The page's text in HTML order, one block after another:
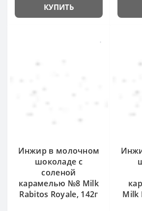
КУПИТЬ
Инжир в молочном
шоколаде с
соленой
карамелью №8 Milk
Rabitos Royale, 142г
Milk